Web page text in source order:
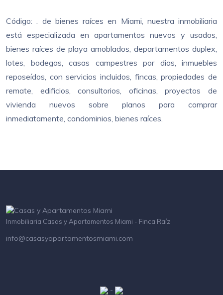
Código: . de bienes raíces en Miami, nuestra inmobiliaria
está especializada en apartamentos nuevos y usados,
bienes raíces de playa amoblados, departamentos duplex,
lotes, bodegas, casas campestres por dias, inmuebles
reposeídos, con servicios incluidos, fincas, propiedades de
remate, edificios, consultorios, oficinas, proyectos de
vivienda nuevos sobre planos para comprar
inmediatamente, condominios, bienes raíces.
Inmobiliaria Casas y Apartamentos Miami - Finca Raíz
info@casasyapartamentosmiami.com
-